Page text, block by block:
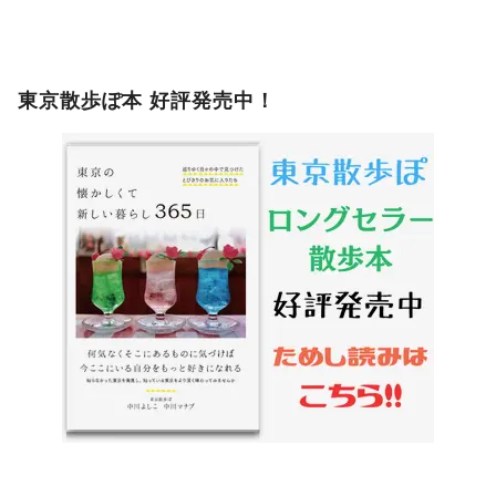
東京散歩ぽ本 好評発売中！